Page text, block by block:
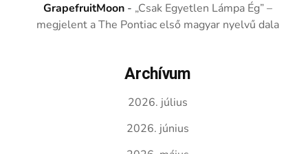
GrapefruitMoon - „Csak Egyetlen Lámpa Ég” –
megjelent a The Pontiac első magyar nyelvű dala
Archívum
2026. július
2026. június